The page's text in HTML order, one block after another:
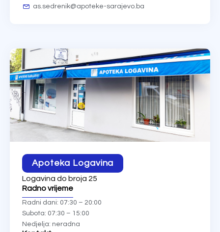
as.sedrenik@apoteke-sarajevo.ba
Apoteka Logavina
Logavina do broja 25
Radno vrijeme
Radni dani: 07:30 – 20:00
Subota: 07:30 – 15:00
Nedjelja: neradna